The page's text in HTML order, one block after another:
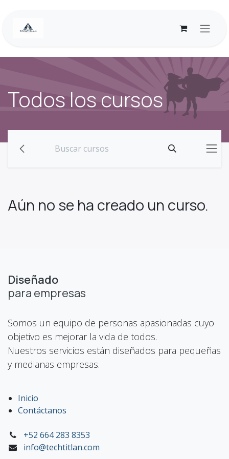
Todos los cursos
Aún no se ha creado un curso.
Diseñado
para empresas
Somos un equipo de personas apasionadas cuyo
objetivo es mejorar la vida de todos.
Nuestros servicios están diseñados para pequeñas
y medianas empresas.
Inicio
Contáctanos
+52 664 283 8353
info@techtitlan.com